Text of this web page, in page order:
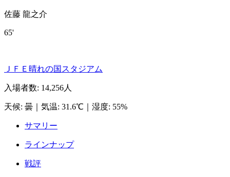
佐藤 龍之介
65'
ＪＦＥ晴れの国スタジアム
入場者数: 14,256人
天候: 曇 気温: 31.6℃ 湿度: 55%
サマリー
ラインナップ
戦評